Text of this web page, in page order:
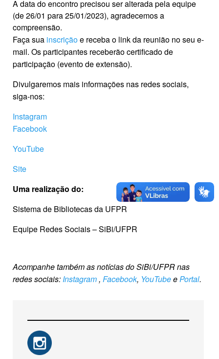
A data do encontro precisou ser alterada pela equipe
(de 26/01 para 25/01/2023), agradecemos a
compreensão.
Faça sua inscriçãoe receba o link da reunião no seu e-
mail. Os participantes receberão certificado de
participação (evento de extensão).
Divulgaremos mais informações nas redes sociais,
siga-nos:
Instagram
Facebook
YouTube
Site
Uma realização do:
Sistema de Bibliotecas da UFPR
Equipe Redes Sociais – SiBi/UFPR
Acompanhe também as notícias do SiBi/UFPR nas
redes sociais: Instagram, Facebook, YouTubeePortal.